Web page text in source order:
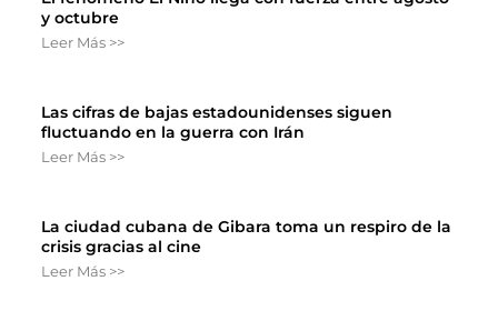
y octubre
Leer Más >>
Las cifras de bajas estadounidenses siguen
fluctuando en la guerra con Irán
Leer Más >>
La ciudad cubana de Gibara toma un respiro de la
crisis gracias al cine
Leer Más >>